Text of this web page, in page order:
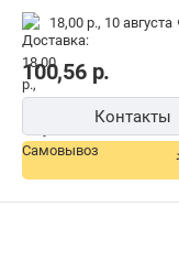
18,00 р., 10 августа
100,56р.
Контакты